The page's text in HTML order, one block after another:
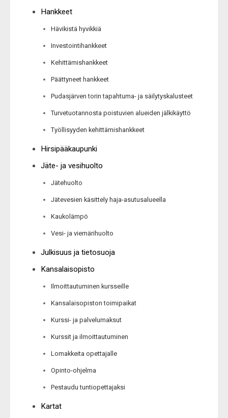
Hankkeet
Hävikistä hyvikkiä
Investointihankkeet
Kehittämishankkeet
Päättyneet hankkeet
Pudasjärven torin tapahtuma- ja säilytyskalusteet
Turvetuotannosta poistuvien alueiden jälkikäyttö
Työllisyyden kehittämishankkeet
Hirsipääkaupunki
Jäte- ja vesihuolto
Jätehuolto
Jätevesien käsittely haja-asutusalueella
Kaukolämpö
Vesi- ja viemärihuolto
Julkisuus ja tietosuoja
Kansalaisopisto
Ilmoittautuminen kursseille
Kansalaisopiston toimipaikat
Kurssi- ja palvelumaksut
Kurssit ja ilmoittautuminen
Lomakkeita opettajalle
Opinto-ohjelma
Pestaudu tuntiopettajaksi
Kartat